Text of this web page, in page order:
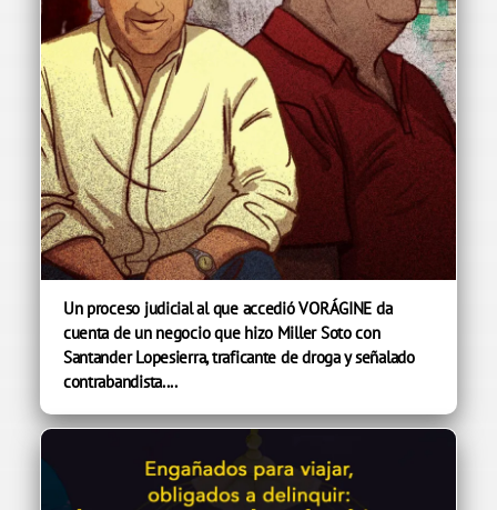
Un proceso judicial al que accedió VORÁGINE da
cuenta de un negocio que hizo Miller Soto con
Santander Lopesierra, traficante de droga y señalado
contrabandista....